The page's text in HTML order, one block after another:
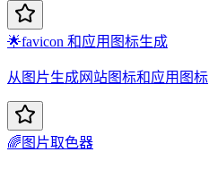
🌟favicon 和应用图标生成
从图片生成网站图标和应用图标
🌈 图片取色器